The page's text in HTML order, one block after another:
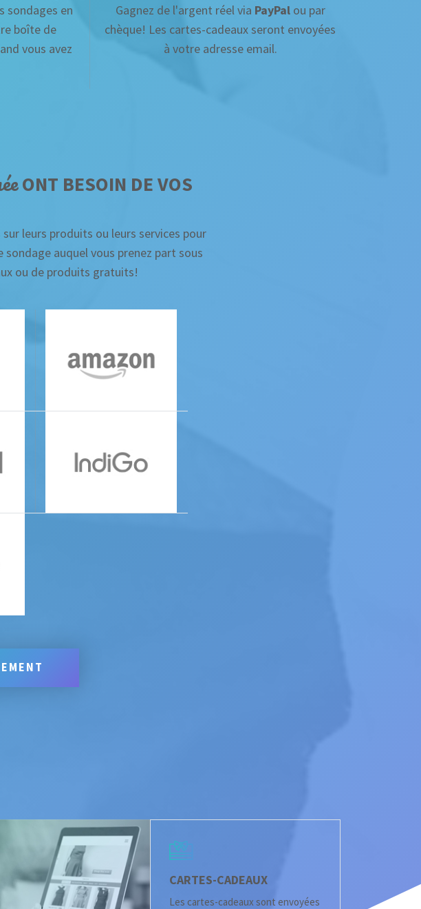
sondages en
boîte de
vous avez
Gagnez de l'argent réel via PayPalou par
chèque! Les cartes-cadeaux seront envoyées
à votre adresse email.
éeONT BESOIN DE VOS
leurs produits ou leurs services pour
auquel vous prenez part sous
ou de produits gratuits!
CARTES-CADEAUX
Les cartes-cadeaux sont envoyées